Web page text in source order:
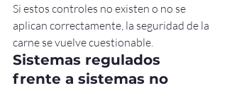
Si estos controles no existen o no se
aplican correctamente, la seguridad de la
carne se vuelve cuestionable.
Sistemas regulados
frente a sistemas no